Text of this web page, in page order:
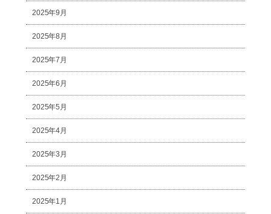
2025年9月
2025年8月
2025年7月
2025年6月
2025年5月
2025年4月
2025年3月
2025年2月
2025年1月